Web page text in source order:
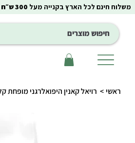
משלוח חינם לכל הארץ בקנייה מעל 300 ש״ח
ראשי > רויאל קאנין היפואלרגני מופחת